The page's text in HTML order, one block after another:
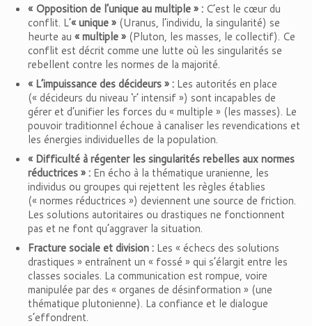
« Opposition de l’unique au multiple » : C’est le cœur du
conflit. L’« unique » (Uranus, l’individu, la singularité) se
heurte au « multiple » (Pluton, les masses, le collectif). Ce
conflit est décrit comme une lutte où les singularités se
rebellent contre les normes de la majorité.
« L’impuissance des décideurs » : Les autorités en place
(« décideurs du niveau ‘r’ intensif ») sont incapables de
gérer et d’unifier les forces du « multiple » (les masses). Le
pouvoir traditionnel échoue à canaliser les revendications et
les énergies individuelles de la population.
« Difficulté à régenter les singularités rebelles aux normes
réductrices » : En écho à la thématique uranienne, les
individus ou groupes qui rejettent les règles établies
(« normes réductrices ») deviennent une source de friction.
Les solutions autoritaires ou drastiques ne fonctionnent
pas et ne font qu’aggraver la situation.
Fracture sociale et division : Les « échecs des solutions
drastiques » entraînent un « fossé » qui s’élargit entre les
classes sociales. La communication est rompue, voire
manipulée par des « organes de désinformation » (une
thématique plutonienne). La confiance et le dialogue
s’effondrent.